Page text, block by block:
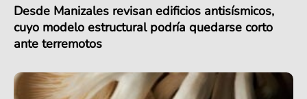
Desde Manizales revisan edificios antisísmicos,
cuyo modelo estructural podría quedarse corto
ante terremotos